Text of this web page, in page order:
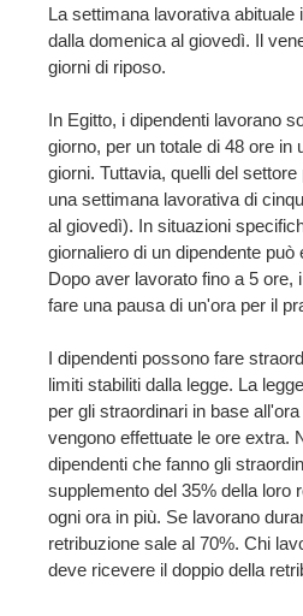
La settimana lavorativa abituale
dalla domenica al giovedì. Il
giorni di riposo.
In Egitto, i dipendenti lavorano
giorno, per un totale di 48 ore in
giorni. Tuttavia, quelli del
una settimana lavorativa di
al giovedì). In situazioni
giornaliero di un dipendente può
Dopo aver lavorato fino a 5 ore,
fare una pausa di un'ora per il
I dipendenti possono fare
limiti stabiliti dalla legge. La
per gli straordinari in base
vengono effettuate le ore extra.
dipendenti che fanno gli
supplemento del 35% della loro
ogni ora in più. Se lavorano
retribuzione sale al 70%. Chi
deve ricevere il doppio della